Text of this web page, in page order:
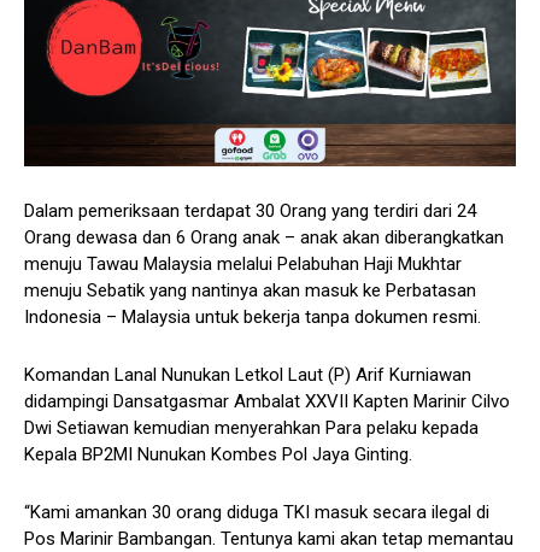
Dalam pemeriksaan terdapat 30 Orang yang terdiri dari 24
Orang dewasa dan 6 Orang anak – anak akan diberangkatkan
menuju Tawau Malaysia melalui Pelabuhan Haji Mukhtar
menuju Sebatik yang nantinya akan masuk ke Perbatasan
Indonesia – Malaysia untuk bekerja tanpa dokumen resmi.
Komandan Lanal Nunukan Letkol Laut (P) Arif Kurniawan
didampingi Dansatgasmar Ambalat XXVII Kapten Marinir Cilvo
Dwi Setiawan kemudian menyerahkan Para pelaku kepada
Kepala BP2MI Nunukan Kombes Pol Jaya Ginting.
“Kami amankan 30 orang diduga TKI masuk secara ilegal di
Pos Marinir Bambangan. Tentunya kami akan tetap memantau